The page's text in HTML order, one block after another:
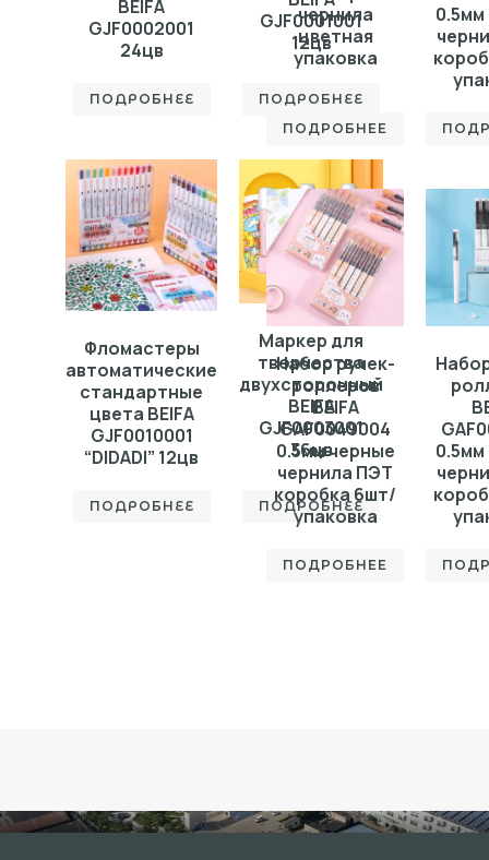
BEIFA
GJF0002001
24цв
ПОДРОБНЕЕ
GJF0001001
12цв
ПОДРОБНЕЕ
Фломастеры
автоматические
стандартные
цвета BEIFA
GJF0010001
“DIDADI” 12цв
ПОДРОБНЕЕ
Маркер для
творчества
двухсторонный
BEIFA
GJF0003001
36цв
ПОДРОБНЕЕ
чернила
цветная
упаковка
ПОДРОБНЕЕ
Набор ручек-
роллеров
BEIFA
GAF0049004
0.5мм черные
чернила ПЭТ
коробка 6шт/
упаковка
ПОДРОБНЕЕ